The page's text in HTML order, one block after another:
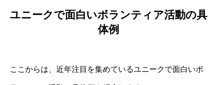
ユニークで面白いボランティア活動の具
体例
ここからは、近年注目を集めているユニークで面白いボ